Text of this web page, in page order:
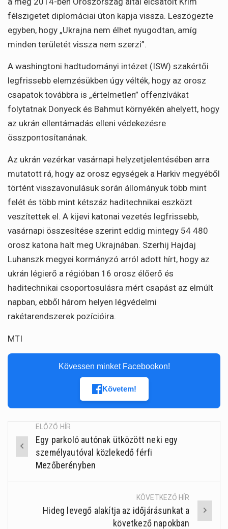
félszigetet diplomáciai úton kapja vissza. Leszögezte
egyben, hogy „Ukrajna nem élhet nyugodtan, amíg
minden területét vissza nem szerzi”.
A washingtoni hadtudományi intézet (ISW) szakértői
legfrissebb elemzésükben úgy vélték, hogy az orosz
csapatok továbbra is „értelmetlen” offenzívákat
folytatnak Donyeck és Bahmut környékén ahelyett, hogy
az ukrán ellentámadás elleni védekezésre
összpontosítanának.
Az ukrán vezérkar vasárnapi helyzetjelentésében arra
mutatott rá, hogy az orosz egységek a Harkiv megyéből
történt visszavonulásuk során állományuk több mint
felét és több mint kétszáz haditechnikai eszközt
veszítettek el. A kijevi katonai vezetés legfrissebb,
vasárnapi összesítése szerint eddig mintegy 54 480
orosz katona halt meg Ukrajnában. Szerhij Hajdaj
Luhanszk megyei kormányzó arról adott hírt, hogy az
ukrán légierő a régióban 16 orosz élőerő és
haditechnikai csoportosulásra mért csapást az elmúlt
napban, ebből három helyen légvédelmi
rakétarendszerek pozícióira.
MTI
Kövessen minket Facebookon!
Követem!
Post
navigation
ELŐZŐ HÍR
Egy parkoló autónak ütközött neki egy
személyautóval közlekedő férfi
Mezőberényben
KÖVETKEZŐ HÍR
Hideg levegő alakítja az időjárásunkat a
következő napokban